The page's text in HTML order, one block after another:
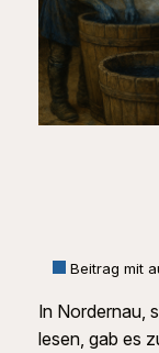
Beitrag mit
In Nordernau,
lesen, gab es